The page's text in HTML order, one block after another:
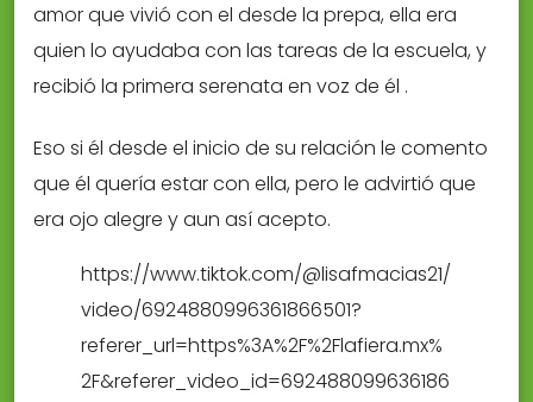
amor que vivió con el desde la prepa, ella era
quien lo ayudaba con las tareas de la escuela, y
recibió la primera serenata en voz de él .
Eso si él desde el inicio de su relación le comento
que él quería estar con ella, pero le advirtió que
era ojo alegre y aun así acepto.
https://www.tiktok.com/@lisafmacias21/
video/6924880996361866501?
referer_url=https%3A%2F%2Flafiera.mx%
2F&referer_video_id=692488099636186